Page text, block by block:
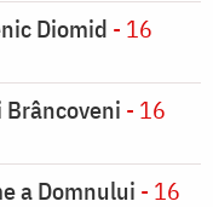
Diomid - 16
- 16
a Domnului - 16